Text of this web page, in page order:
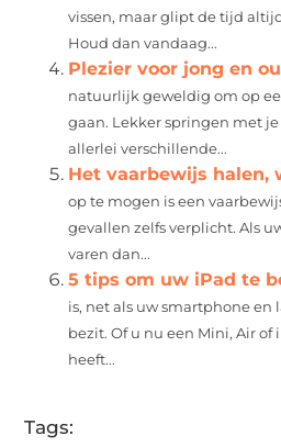
vissen, maar glipt de tijd
Houd dan vandaag...
Plezier voor jong en
natuurlijk geweldig om op
gaan. Lekker springen met
allerlei verschillende...
Het vaarbewijs halen,
op te mogen is een
gevallen zelfs verplicht. Als
varen dan...
5 tips om uw iPad te
is, net als uw smartphone en
bezit. Of u nu een Mini, Air of
heeft...
Tags: